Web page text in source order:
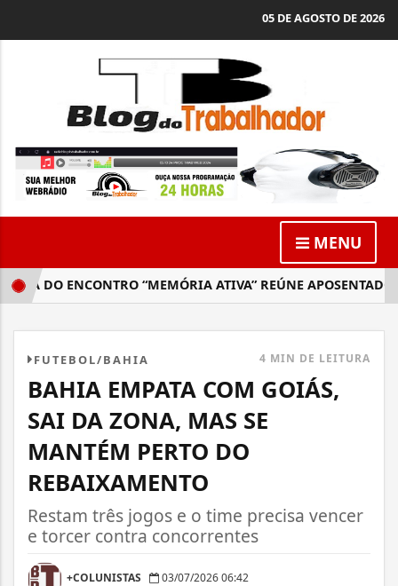
05 DE AGOSTO DE 2026
MENU
ENCONTRO “MEMÓRIA ATIVA” REÚNE APOSENTADOS E
FUTEBOL/BAHIA 4 MIN DE LEITURA
BAHIA EMPATA COM GOIÁS,
SAI DA ZONA, MAS SE
MANTÉM PERTO DO
REBAIXAMENTO
Restam três jogos e o time precisa vencer
e torcer contra concorrentes
+COLUNISTAS 03/07/2026 06:42